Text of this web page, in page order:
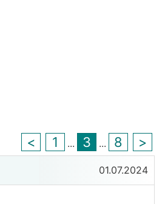
< 1 ... 3 ... 8 >
01.07.2024